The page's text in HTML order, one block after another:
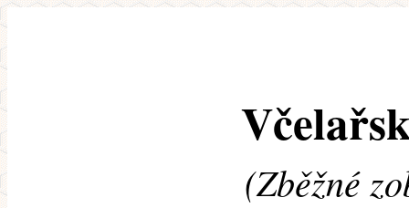
(Zběžné